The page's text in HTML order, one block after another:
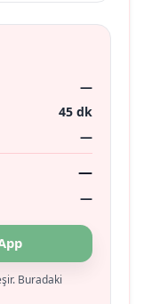
—
45 dk
—
—
—
Buradaki